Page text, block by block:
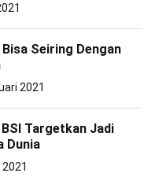
Seiring Dengan
2021
Targetkan Jadi
Dunia